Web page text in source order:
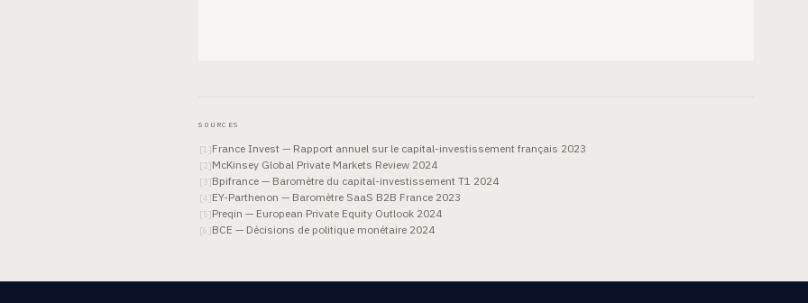
SOURCES
[1 ]France Invest — Rapport annuel sur le capital-investissement français 2023
[2]McKinsey Global Private Markets Review 2024
[ 3]Bpifrance — Baromètre du capital-investissement T1 2024
[4 ]EY-Parthenon — Baromètre SaaS B2B France 2023
[5]Preqin — European Private Equity Outlook 2024
[6 ]BCE — Décisions de politique monétaire 2024